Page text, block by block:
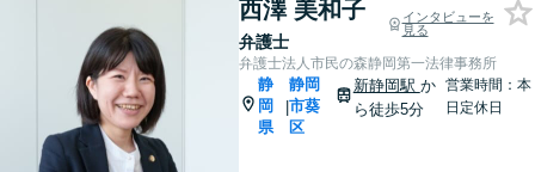
西澤 美和子
弁護士
インタビューを
見る
弁護士法人市民の森静岡第一法律事務所
静
岡
県
|
静岡
市葵
区
新静岡駅 か
ら徒歩5分
営業時間：本
日定休日